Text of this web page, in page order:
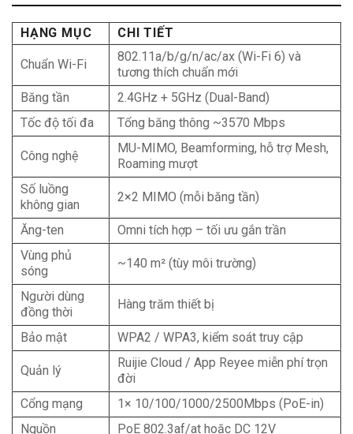
HẠNG MỤC CHI TIẾT
Chuẩn Wi-Fi
802.11a/b/g/n/ac/ax (Wi-Fi 6) và
tương thích chuẩn mới
Băng tần
2.4GHz + 5GHz (Dual-Band)
Tốc độ tối đa
Tổng băng thông ~3570 Mbps
Công nghệ
MU-MIMO, Beamforming, hỗ trợ Mesh,
Roaming mượt
Số luồng
không gian
2×2 MIMO (mỗi băng tần)
Ăng-ten
Omni tích hợp – tối ưu gắn trần
Vùng phủ
sóng
~140 m² (tùy môi trường)
Người dùng
đồng thời
Hàng trăm thiết bị
Bảo mật WPA2 / WPA3, kiểm soát truy cập
Quản lý
Ruijie Cloud / App Reyee miễn phí trọn
đời
Cổng mạng
1× 10/100/1000/2500Mbps (PoE-in)
Nguồn
PoE 802.3af/at hoặc DC 12V